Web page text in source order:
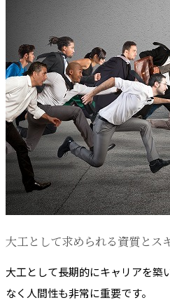
大工として求められる資質とス
大工として長期的にキャリアを築
なく人間性も非常に重要です。